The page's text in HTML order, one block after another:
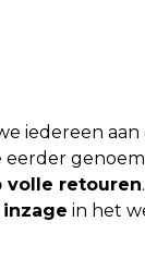
iedereen aan
eerder
volle retouren
in het